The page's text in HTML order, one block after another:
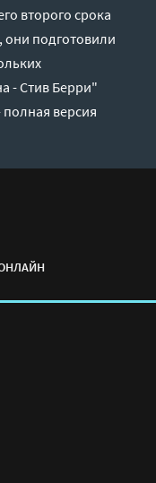
второго срока
они подготовили
- Стив Берри"
версия